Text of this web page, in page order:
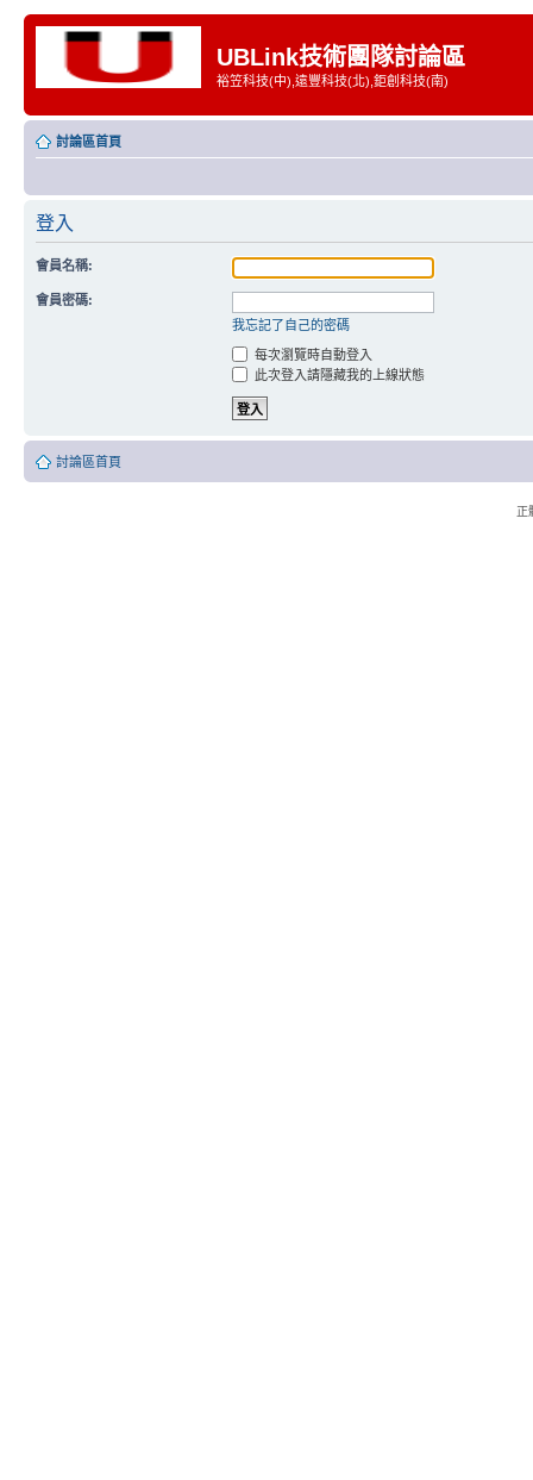
UBLink技術團隊討論區
裕笠科技(中),遠豐科技(北),鉅創科技(南)
討論區首頁
登入
會員名稱:
會員密碼:
我忘記了自己的密碼
每次瀏覽時自動登入
此次登入請隱藏我的上線狀態
討論區首頁
正